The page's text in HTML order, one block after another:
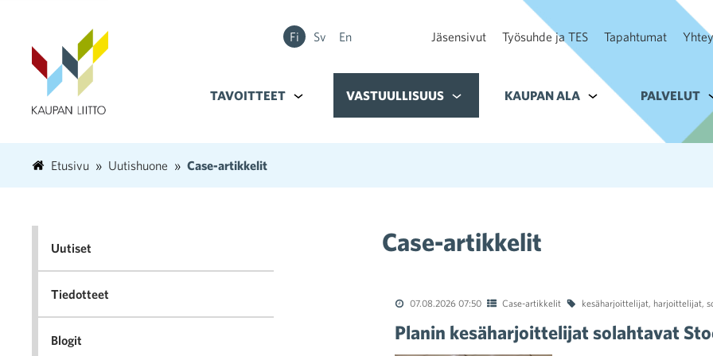
Fi Sv En Jäsensivut Työsuhde ja TES Tapahtumat
TAVOITTEET Alavalikko kohteelle Tavoitteet
VASTUULLISUUS Alavalikko kohteelle Vastuullisuus
KAUPAN ALA Alavalikko kohteelle
PALVELUT
Etusivu Uutishuone Case-artikkelit
Case-artikkelit
07.08.2026 07:50 Case-artikkelit kesäharjoittelijat, harjoittelijat,
Planin kesäharjoittelijat solahtavat
Uutiset
Tiedotteet
Blogit